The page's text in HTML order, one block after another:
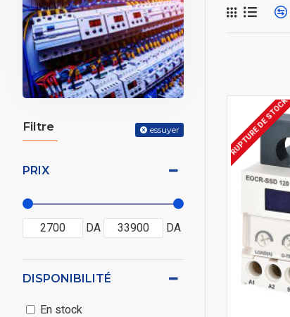
Filtre essuyer
PRIX
DA DA
DISPONIBILITÉ
En stock
RUPTURE DE STOCK